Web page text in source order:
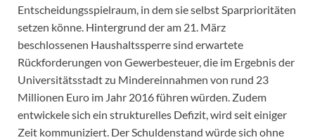
Entscheidungsspielraum, in dem sie selbst Sparprioritäten
setzen könne. Hintergrund der am 21. März
beschlossenen Haushaltssperre sind erwartete
Rückforderungen von Gewerbesteuer, die im Ergebnis der
Universitätsstadt zu Mindereinnahmen von rund 23
Millionen Euro im Jahr 2016 führen würden. Zudem
entwickele sich ein strukturelles Defizit, wird seit einiger
Zeit kommuniziert. Der Schuldenstand würde sich ohne